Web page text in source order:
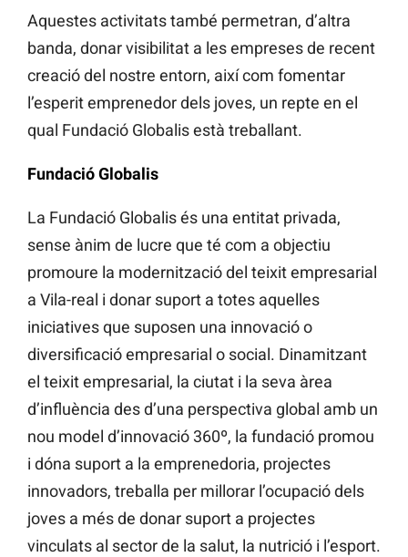
Aquestes activitats també permetran, d’altra
banda, donar visibilitat a les empreses de recent
creació del nostre entorn, així com fomentar
l’esperit emprenedor dels joves, un repte en el
qual Fundació Globalis està treballant.
Fundació Globalis
La Fundació Globalis és una entitat privada,
sense ànim de lucre que té com a objectiu
promoure la modernització del teixit empresarial
a Vila-real i donar suport a totes aquelles
iniciatives que suposen una innovació o
diversificació empresarial o social. Dinamitzant
el teixit empresarial, la ciutat i la seva àrea
d’influència des d’una perspectiva global amb un
nou model d’innovació 360º, la fundació promou
i dóna suport a la emprenedoria, projectes
innovadors, treballa per millorar l’ocupació dels
joves a més de donar suport a projectes
vinculats al sector de la salut, la nutrició i l’esport.